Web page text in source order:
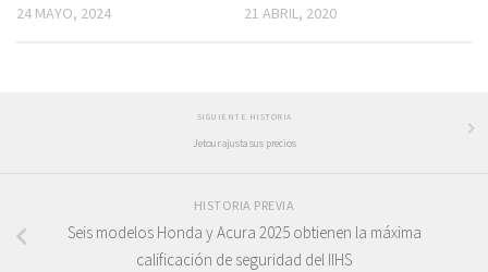
24 MAYO, 2024 21 ABRIL, 2020
SIGUIENTE HISTORIA
Jetour ajusta sus precios
HISTORIA PREVIA
Seis modelos Honda y Acura 2025 obtienen la máxima
calificación de seguridad del IIHS